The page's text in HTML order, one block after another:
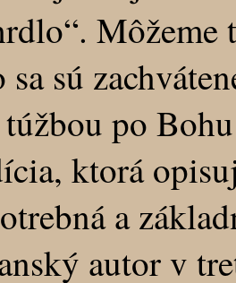
Môžeme
sú
po
ktorá
a
autor v